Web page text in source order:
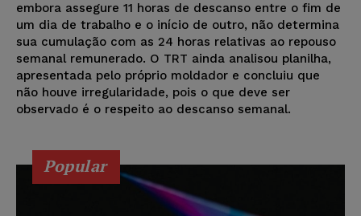
embora assegure 11 horas de descanso entre o fim de
um dia de trabalho e o início de outro, não determina
sua cumulação com as 24 horas relativas ao repouso
semanal remunerado. O TRT ainda analisou planilha,
apresentada pelo próprio moldador e concluiu que
não houve irregularidade, pois o que deve ser
observado é o respeito ao descanso semanal.
Popular